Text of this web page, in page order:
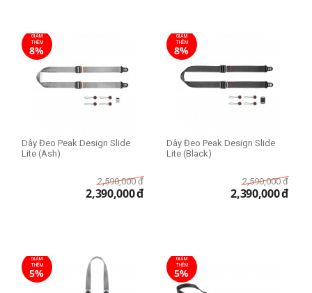
GIẢM
THÊM
8%
Dây Đeo Peak Design Slide
Lite (Ash)
2,590,000 đ
2,390,000đ
GIẢM
THÊM
8%
Dây Đeo Peak Design Slide
Lite (Black)
2,590,000 đ
2,390,000đ
GIẢM
THÊM
5%
GIẢM
THÊM
5%